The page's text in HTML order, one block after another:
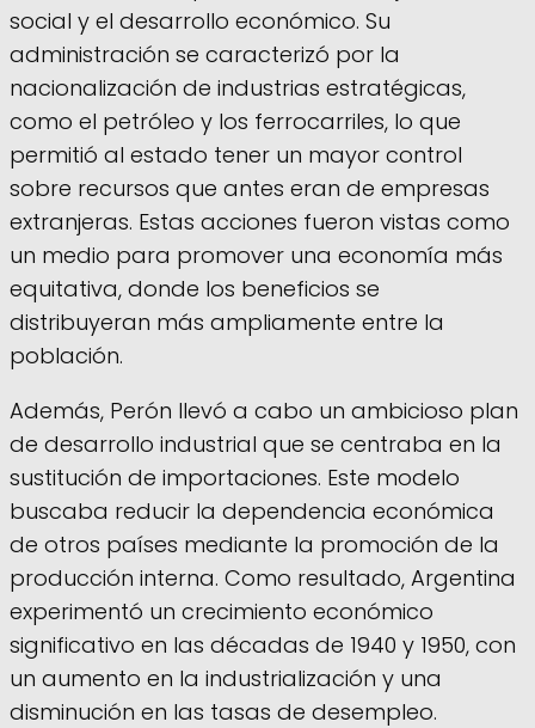
social y el desarrollo económico. Su
administración se caracterizó por la
nacionalización de industrias estratégicas,
como el petróleo y los ferrocarriles, lo que
permitió al estado tener un mayor control
sobre recursos que antes eran de empresas
extranjeras. Estas acciones fueron vistas como
un medio para promover una economía más
equitativa, donde los beneficios se
distribuyeran más ampliamente entre la
población.
Además, Perón llevó a cabo un ambicioso plan
de desarrollo industrial que se centraba en la
sustitución de importaciones. Este modelo
buscaba reducir la dependencia económica
de otros países mediante la promoción de la
producción interna. Como resultado, Argentina
experimentó un crecimiento económico
significativo en las décadas de 1940 y 1950, con
un aumento en la industrialización y una
disminución en las tasas de desempleo.